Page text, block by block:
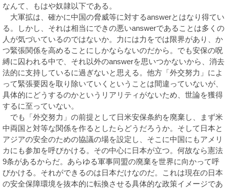
なんて、もはや奴隷以下である。
大軍拡は、確かに中国の脅威等に対するanswerとはなり得てい
る。しかし、それは相当にできの悪いanswerであることは多くの
人が気づいているのではないか。力には力をでは限界があり、か
つ緊張関係を高めることにしかならないのだから。でも安保の呪
縛に囚われる中で、それ以外のanswerを思いつかないから、消去
法的に支持しているに過ぎないと思える。他方「外交努力」によ
って緊張要因を取り除いていくということは間違っていないが、
具体的にどうするのかというリアリティがないため、世論を獲得
するに至っていない。
でも「外交努力」の前提として日米安保条約を廃棄し、まず米
中両国と対等な関係を作るとしたらどうだろうか。そして日本と
アジアの安全のための協議の場を設定し、そこに中国にもアメリ
カにも参加を呼びかける。その中心に日本が立つ。何故なら憲法
9条があるからだ。あらゆる軍事同盟の廃棄を世界に向かって呼
びかける。それができるのは日本だけなのだ。これは現在の日本
の安全保障環境を抜本的に転換させる具体的な政策イメージであ